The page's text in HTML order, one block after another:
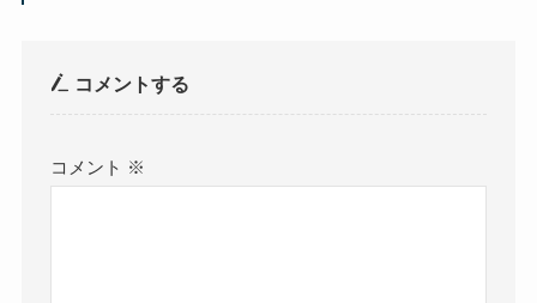
コメントする
コメント ※